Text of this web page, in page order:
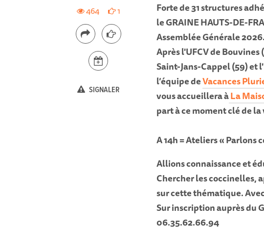
Forte de 31 structures
le GRAINE HAUTS-DE-
Assemblée Générale 2026.
Après l'UFCV de
Saint-Jans-Cappel (59) et
l’équipe deVacances
vous accueillera àLa
part à ce moment clé de
A 14h=Ateliers « Parlons
Allions connaissance et
Chercher les coccinelles,
sur cette thématique.
Sur inscription auprès du
06.35.62.66.94
464 1
SIGNALER